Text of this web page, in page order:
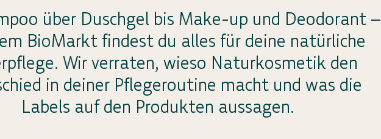
über Duschgel bis Make-up und Deodorant –
BioMarkt findest du alles für deine natürliche
Wir verraten, wieso Naturkosmetik den
in deiner Pflegeroutine macht und was die
Labels auf den Produkten aussagen.